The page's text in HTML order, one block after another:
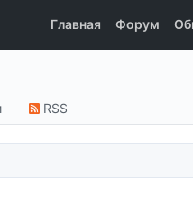
Главная Форум
RSS